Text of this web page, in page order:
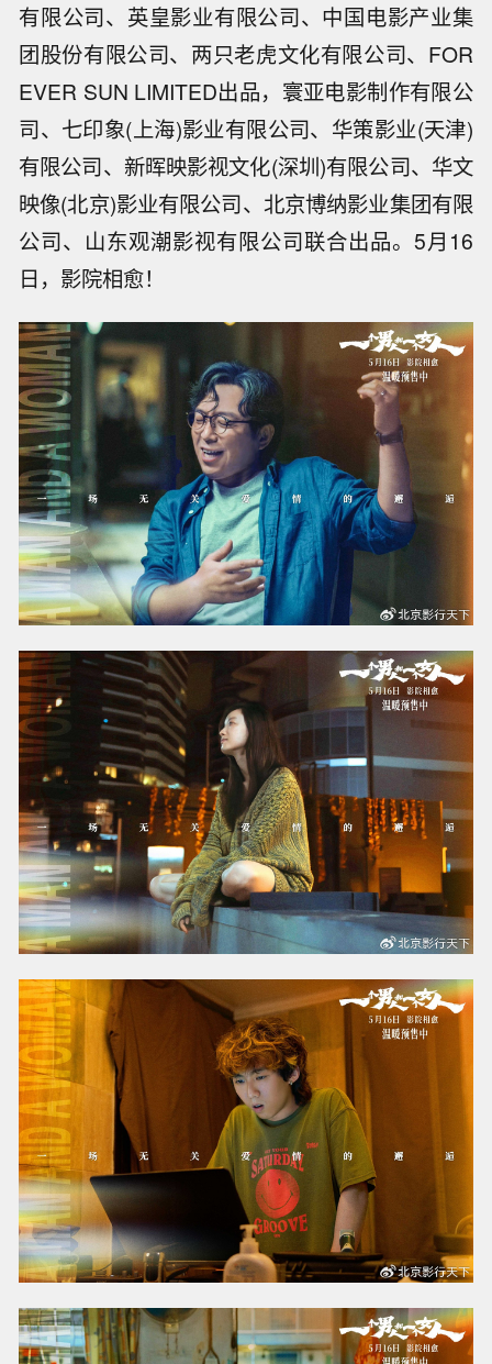
有限公司、英皇影业有限公司、中国电影产业集
团股份有限公司、两只老虎文化有限公司、FOR
EVER SUN LIMITED出品，寰亚电影制作有限公
司、七印象(上海)影业有限公司、华策影业(天津)
有限公司、新晖映影视文化(深圳)有限公司、华文
映像(北京)影业有限公司、北京博纳影业集团有限
公司、山东观潮影视有限公司联合出品。5月16
日，影院相愈！